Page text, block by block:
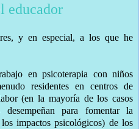
educador
y en especial, a los que he
en psicoterapia con niños
residentes en centros de
(en la mayoría de los casos
desempeñan para fomentar la
impactos psicológicos) de los